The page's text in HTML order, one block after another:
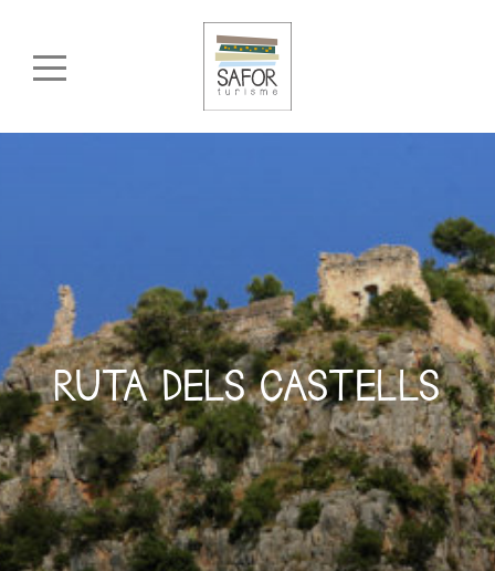
RUTA DELS CASTELLS